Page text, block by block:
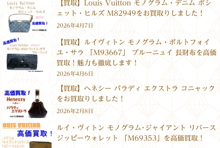
【買取】Louis Vuitton モノグラム・デニム ポシ
ェット・ヒルズ M82949をお買取りしました！
2026年4月7日
【買取】ルイヴィトン モノグラム・ポルトフォイ
ユ・サラ 「M93667」 ブルーニュイ 長財布を高価
買取！魅力も徹底します！
2026年4月6日
【買取】ヘネシー パラディ エクストラ コニャック
をお買取りしました！
2026年2月8日
ルイ・ヴィトン モノグラム･ジャイアント リバース
ジッピーウォレット 「M69353」を高価買取！